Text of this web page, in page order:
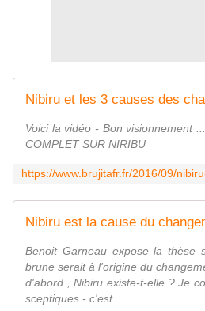
Voici la vidéo - Bon visionnement
COMPLET SUR NIRIBU
Benoit Garneau expose la thèse
brune serait à l'origine du
d'abord , Nibiru existe-t-elle ? Je
sceptiques - c'est